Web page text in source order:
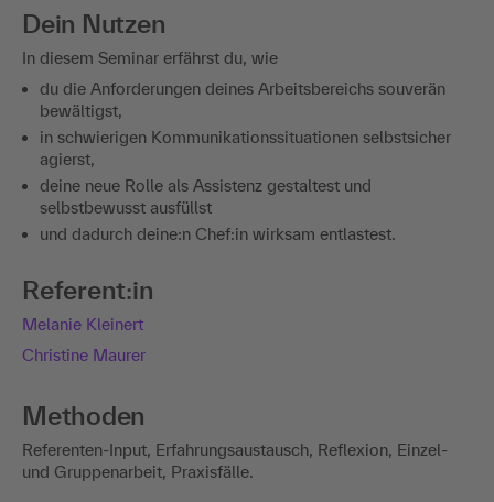
Dein Nutzen
In diesem Seminar erfährst du, wie
du die Anforderungen deines Arbeitsbereichs souverän
bewältigst,
in schwierigen Kommunikationssituationen selbstsicher
agierst,
deine neue Rolle als Assistenz gestaltest und
selbstbewusst ausfüllst
und dadurch deine:n Chef:in wirksam entlastest.
Referent:in
Melanie Kleinert
Christine Maurer
Methoden
Referenten-Input, Erfahrungsaustausch, Reflexion, Einzel-
und Gruppenarbeit, Praxisfälle.